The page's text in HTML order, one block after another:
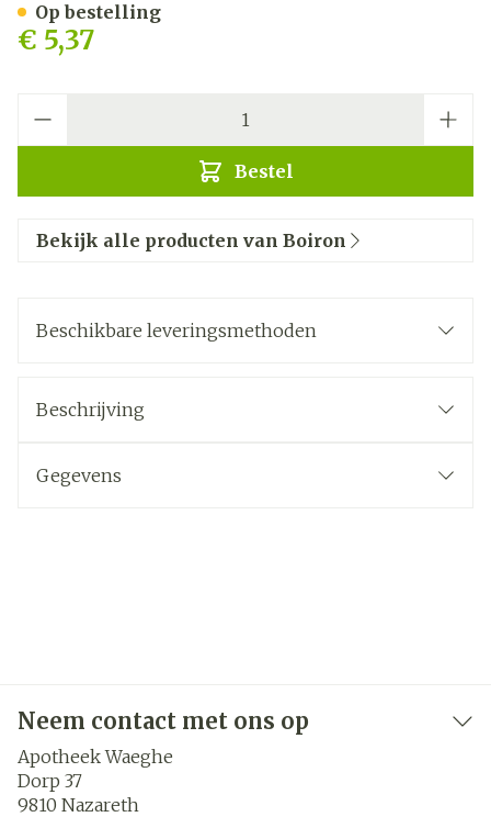
€ 5,37
Bestel
Op bestelling
Bekijk alle producten van Boiron
Beschikbare leveringsmethoden
Beschrijving
Gegevens
Neem contact met ons op
Apotheek Waeghe
Dorp 37
9810 Nazareth